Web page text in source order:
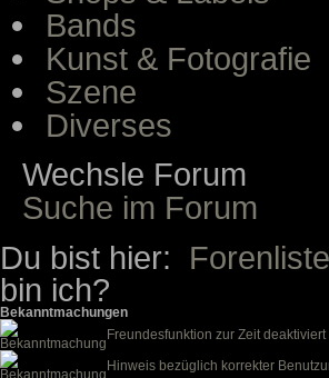
Bands
Kunst & Fotografie
Szene
Diverses
Wechsle Forum
Suche im Forum
Du bist hier: Forenliste
bin ich?
Bekanntmachungen
Freundesfunktion zur Zeit deaktiviert
Hinweis bezüglich korrekter